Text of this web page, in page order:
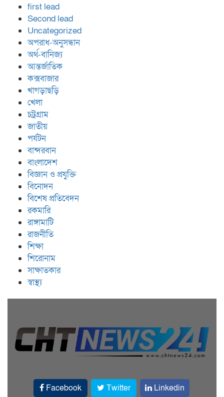
first lead
Second lead
Uncategorized
অপরাধ-অনুসন্ধান
অর্থ-বানিজ্য
আন্তর্জাতিক
কক্সবাজার
খাগড়াছড়ি
খেলা
চট্রগ্রাম
জাতীয়
পর্যটন
বান্দরবান
বাংলাদেশ
বিজ্ঞান ও প্রযুক্তি
বিনোদন
বিশেষ প্রতিবেদন
রকমারি
রাঙ্গামাটি
রাজনীতি
শিক্ষা
শিরোনাম
সাক্ষাতকার
স্বাস্থ্য
Facebook Twitter Linkedin